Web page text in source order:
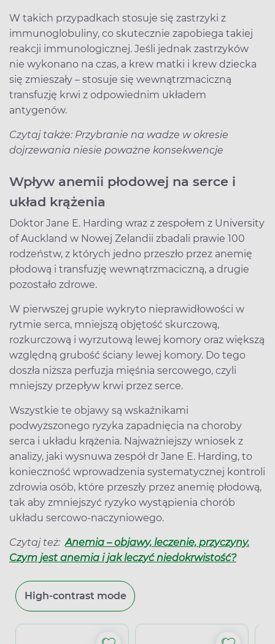
W takich przypadkach stosuje się zastrzyki z
immunoglobuliny, co skutecznie zapobiega takiej
reakcji immunologicznej. Jeśli jednak zastrzyków
nie wykonano na czas, a krew matki i krew dziecka
się zmieszały – stosuje się wewnątrzmaciczną
transfuzję krwi z odpowiednim układem
antygenów.
Czytaj także: Przybranie na wadze w okresie
dojrzewania niesie poważne konsekwencje
Wpływ anemii płodowej na serce i
układ krążenia
Doktor Jane E. Harding wraz z zespołem z University
of Auckland w Nowej Zelandii zbadali prawie 100
rodzeństw, z których jedno przeszło przez anemię
płodową i transfuzję wewnątrzmaciczną, a drugie
pozostało zdrowe.
W pierwszej grupie wykryto nieprawidłowości w
rytmie serca, mniejszą objętość skurczową,
rozkurczową i wyrzutową lewej komory oraz większą
względną grubość ściany lewej komory. Do tego
doszła niższa perfuzja mięśnia sercowego, czyli
mniejszy przepływ krwi przez serce.
Wszystkie te objawy są wskaźnikami
podwyższonego ryzyka zapadnięcia na choroby
serca i układu krążenia. Najważniejszy wniosek z
analizy, jaki wysnuwa zespół dr Jane E. Harding, to
konieczność wprowadzenia systematycznej kontroli
zdrowia osób, które przeszły przez anemię płodową,
tak aby zmniejszyć ryzyko wystąpienia chorób
układu sercowo-naczyniowego.
Czytaj też:Anemia – objawy, leczenie, przyczyny.
Czym jest anemia i jak leczyć niedokrwistość?
High-contrast mode